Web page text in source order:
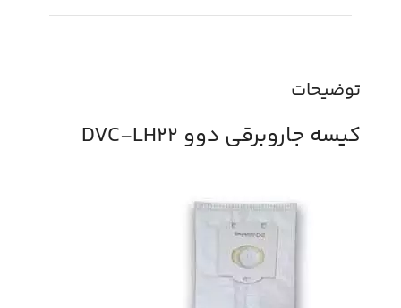
توضیحات
کیسه جاروبرقی دوو DVC-LH22